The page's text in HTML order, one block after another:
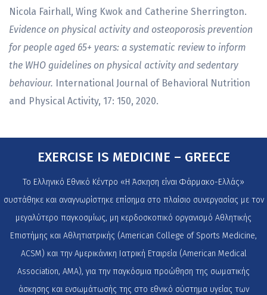
Nicola Fairhall, Wing Kwok and Catherine Sherrington.
Evidence on physical activity and osteoporosis prevention
for people aged 65+ years: a systematic review to inform
the WHO guidelines on physical activity and sedentary
behaviour. International Journal of Behavioral Nutrition
and Physical Activity, 17: 150, 2020.
EXERCISE IS MEDICINE – GREECE
Το Ελληνικό Εθνικό Κέντρο «Η Άσκηση είναι Φάρμακο-Ελλάς»
συστάθηκε και αναγνωρίστηκε επίσημα στο πλαίσιο συνεργασίας με τον
μεγαλύτερο παγκοσμίως, μη κερδοσκοπικό οργανισμό Αθλητικής
Επιστήμης και Αθλητιατρικής (American College of Sports Medicine,
ACSM) και την Αμερικάνικη Ιατρική Εταιρεία (American Medical
Association, AMA), για την παγκόσμια προώθηση της σωματικής
άσκησης και ενσωμάτωσής της στο εθνικό σύστημα υγείας των